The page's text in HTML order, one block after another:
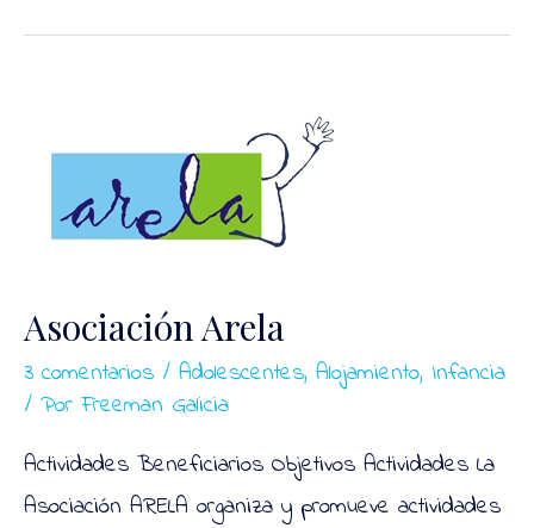
Asociación Arela
3 comentarios / Adolescentes, Alojamiento, Infancia
/ Por Freeman Galicia
Actividades Beneficiarios Objetivos Actividades La
Asociación ARELA organiza y promueve actividades